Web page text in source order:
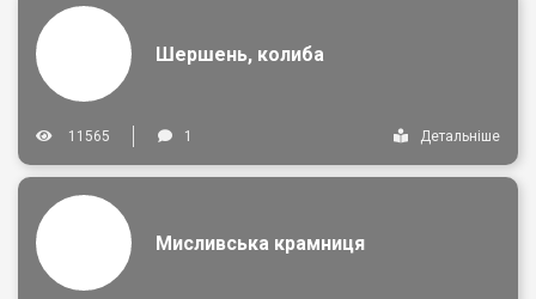
Шершень, колиба
11565 1 Детальніше
Мисливська крамниця